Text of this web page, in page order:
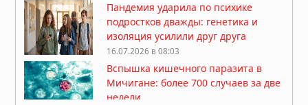
Пандемия ударила по психике
подростков дважды: генетика и
изоляция усилили друг друга
16.07.2026 в 08:03
Вспышка кишечного паразита в
Мичигане: более 700 случаев за две
недели